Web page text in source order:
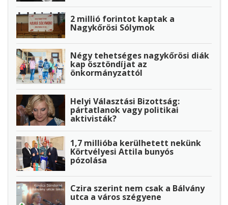
2 millió forintot kaptak a
Nagykőrösi Sólymok
Négy tehetséges nagykőrösi diák
kap ösztöndíjat az
önkormányzattól
Helyi Választási Bizottság:
pártatlanok vagy politikai
aktivisták?
1,7 millióba kerülhetett nekünk
Körtvélyesi Attila bunyós
pózolása
Czira szerint nem csak a Bálvány
utca a város szégyene